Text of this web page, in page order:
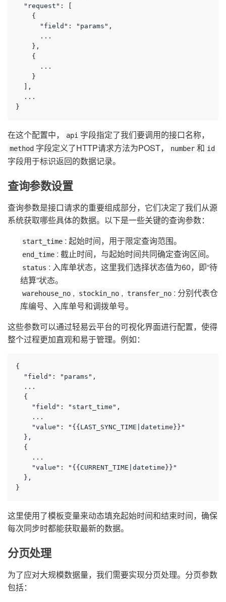
  "request": [
    {
      "field": "params",
      ...
    },
    {
      ...
    }
  ],
  ...
}
在这个配置中， api 字段指定了我们要调用的接口名称，
method 字段定义了HTTP请求方法为POST， number 和 id
字段用于标识返回的数据记录。
查询参数设置
查询参数是接口请求的重要组成部分，它们决定了我们从源
系统获取哪些具体的数据。以下是一些关键的查询参数：
start_time : 起始时间，用于限定查询范围。
end_time : 截止时间，与起始时间共同确定查询区间。
status : 入库单状态，这里我们选择状态值为60，即“待
结算”状态。
warehouse_no , stockin_no , transfer_no : 分别代表仓
库编号、入库单号和调拨单号。
这些参数可以通过轻易云平台的可视化界面进行配置，使得
整个过程更加直观和易于管理。例如：
{
  "field": "params",
  ...
  {
    "field": "start_time",
    ...
    "value": "{{LAST_SYNC_TIME|datetime}}"
  },
  {
    ...
    "value": "{{CURRENT_TIME|datetime}}"
  },
}
这里使用了模板变量来动态填充起始时间和结束时间，确保
每次同步时都能获取最新的数据。
分页处理
为了应对大规模数据量，我们需要实现分页处理。分页参数
包括：